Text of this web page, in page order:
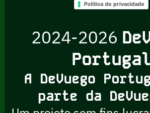
Política de privacidade
2024-2026
Portugal
A DeVuego
parte da